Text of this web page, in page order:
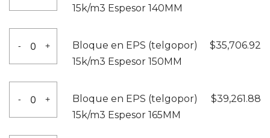
Espesor
120MM
cantidad
EPS
(telgopor)
15k/m3
Espesor
140MM
cantidad
15k/m3 Espesor 140MM
-
EPS
(telgopor)
15k/m3
Espesor
150MM
+
Bloque en EPS (telgopor)
15k/m3 Espesor 150MM
$35,706.92
-
EPS
+
Bloque en EPS (telgopor)
15k/m3 Espesor 165MM
$39,261.88